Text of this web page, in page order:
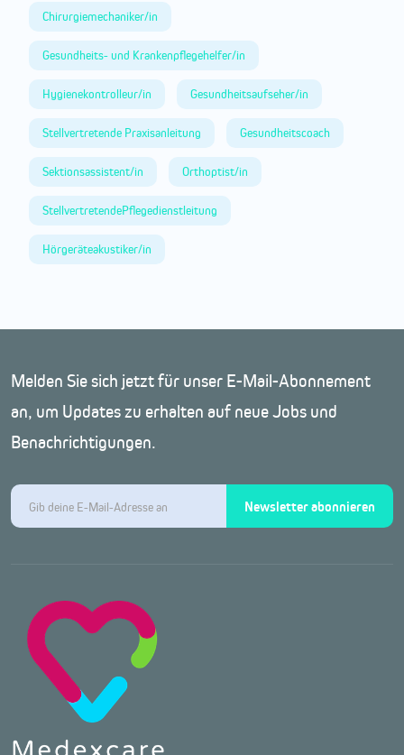
Chirurgiemechaniker/in
Gesundheits- und Krankenpflegehelfer/in
Hygienekontrolleur/in Gesundheitsaufseher/in
Stellvertretende Praxisanleitung Gesundheitscoach
Sektionsassistent/in Orthoptist/in
StellvertretendePflegedienstleitung
Hörgeräteakustiker/in
Melden Sie sich jetzt für unser E-Mail-Abonnement
an, um Updates zu erhalten auf neue Jobs und
Benachrichtigungen.
Newsletter abonnieren